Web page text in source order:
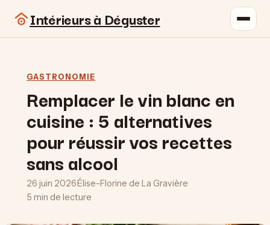
Intérieurs à Déguster
GASTRONOMIE
Remplacer le vin blanc en
cuisine : 5 alternatives
pour réussir vos recettes
sans alcool
26 juin 2026·Élise-Florine de La Gravière·
5 min de lecture